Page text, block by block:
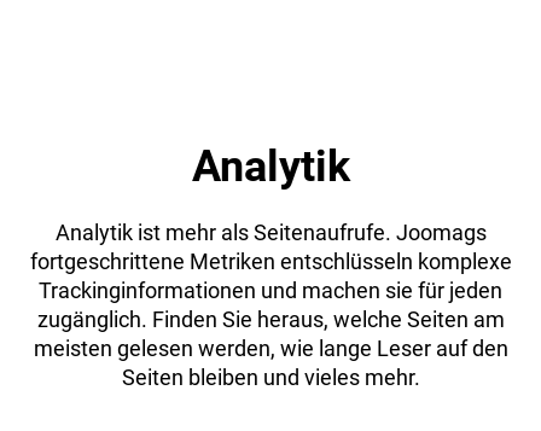
Analytik
Analytik ist mehr als Seitenaufrufe. Joomags
fortgeschrittene Metriken entschlüsseln komplexe
Trackinginformationen und machen sie für jeden
zugänglich. Finden Sie heraus, welche Seiten am
meisten gelesen werden, wie lange Leser auf den
Seiten bleiben und vieles mehr.